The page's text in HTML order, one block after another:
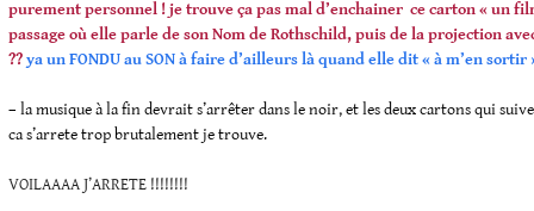
purement personnel ! je trouve ça pas mal d’enchainer ce carton « un
passage où elle parle de son Nom de Rothschild, puis de la projection
??ya un FONDU au SON à faire d’ailleurs là quand elle dit « à m’en sortir
– la musique à la fin devrait s’arrêter dans le noir, et les deux cartons qui
ca s’arrete trop brutalement je trouve.
VOILAAAA J’ARRETE !!!!!!!!